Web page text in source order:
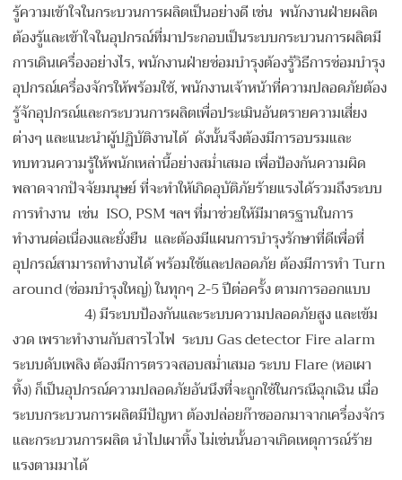
รู้ความเข้าใจในกระบวนการผลิตเป็นอย่างดี เช่น พนักงานฝ่ายผลิต
ต้องรู้และเข้าใจในอุปกรณ์ที่มาประกอบเป็นระบบกระบวนการผลิตมี
การเดินเครื่องอย่างไร, พนักงานฝ่ายซ่อมบำรุงต้องรู้วิธีการซ่อมบำรุง
อุปกรณ์เครื่องจักรให้พร้อมใช้, พนักงานเจ้าหน้าที่ความปลอดภัยต้อง
รู้จักอุปกรณ์และกระบวนการผลิตเพื่อประเมินอันตรายความเสี่ยง
ต่างๆ และแนะนำผู้ปฏิบัติงานได้ ดังนั้นจึงต้องมีการอบรมและ
ทบทวนความรู้ให้พนักเหล่านี้อย่างสม่ำเสมอ เพื่อป้องกันความผิด
พลาดจากปัจจัยมนุษย์ ที่จะทำให้เกิดอุบัติภัยร้ายแรงได้รวมถึงระบบ
การทำงาน เช่น ISO, PSM ฯลฯ ที่มาช่วยให้มีมาตรฐานในการ
ทำงานต่อเนื่องและยั่งยืน และต้องมีแผนการบำรุงรักษาที่ดีเพื่อที่
อุปกรณ์สามารถทำงานได้ พร้อมใช้และปลอดภัย ต้องมีการทำ Turn
around (ซ่อมบำรุงใหญ่) ในทุกๆ 2-5 ปีต่อครั้ง ตามการออกแบบ
4) มีระบบป้องกันและระบบความปลอดภัยสูง และเข้ม
งวด เพราะทำงานกับสารไวไฟ ระบบ Gas detector Fire alarm
ระบบดับเพลิง ต้องมีการตรวจสอบสม่ำเสมอ ระบบ Flare (หอเผา
ทิ้ง) ก็เป็นอุปกรณ์ความปลอดภัยอันนึงที่จะถูกใช้ในกรณีฉุกเฉิน เมื่อ
ระบบกระบวนการผลิตมีปัญหา ต้องปล่อยก๊าซออกมาจากเครื่องจักร
และกระบวนการผลิต นำไปเผาทิ้ง ไม่เช่นนั้นอาจเกิดเหตุการณ์ร้าย
แรงตามมาได้